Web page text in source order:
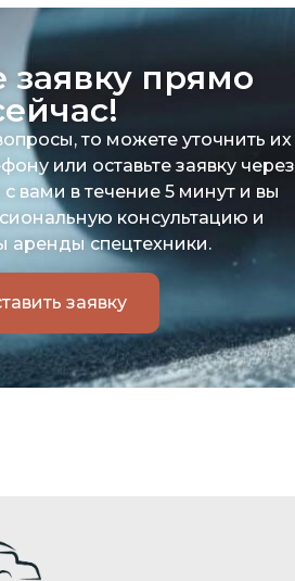
заявку прямо
то можете уточнить их
или оставьте заявку через
вами в течение 5 минут и вы
консультацию и
аренды спецтехники.
заявку